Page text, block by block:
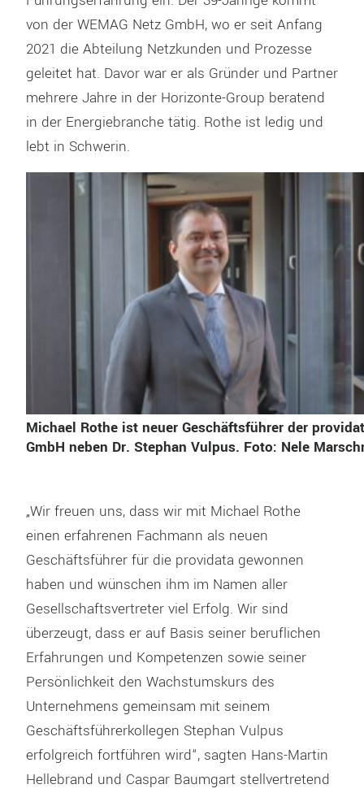
von der WEMAG Netz GmbH, wo er seit Anfang
2021 die Abteilung Netzkunden und Prozesse
geleitet hat. Davor war er als Gründer und Partner
mehrere Jahre in der Horizonte-Group beratend
in der Energiebranche tätig. Rothe ist ledig und
lebt in Schwerin.
Michael Rothe ist neuer Geschäftsführer der
GmbH neben Dr. Stephan Vulpus. Foto: Nele
„Wir freuen uns, dass wir mit Michael Rothe
einen erfahrenen Fachmann als neuen
Geschäftsführer für die providata gewonnen
haben und wünschen ihm im Namen aller
Gesellschaftsvertreter viel Erfolg. Wir sind
überzeugt, dass er auf Basis seiner beruflichen
Erfahrungen und Kompetenzen sowie seiner
Persönlichkeit den Wachstumskurs des
Unternehmens gemeinsam mit seinem
Geschäftsführerkollegen Stephan Vulpus
erfolgreich fortführen wird“, sagten Hans-Martin
Hellebrand und Caspar Baumgart stellvertretend